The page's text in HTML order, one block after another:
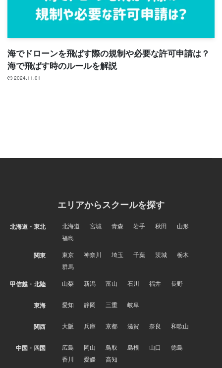
海でドローンを飛ばす際の規制や必要な許可申請は？
海で飛ばす時のルールを解説
2024.11.01
エリアからスクールを探す
北海道・東北 北海道 宮城 青森 岩手 秋田
山形
福島
関東 東京 神奈川 埼玉 千葉 茨城
栃木
群馬
甲信越・北陸 山梨 新潟 富山 石川 福井 長野
東海 愛知 静岡 三重 岐阜
関西 大阪 兵庫 京都 滋賀 奈良 和歌山
中国・四国 広島 岡山 鳥取 島根 山口
徳島
香川
愛媛 高知